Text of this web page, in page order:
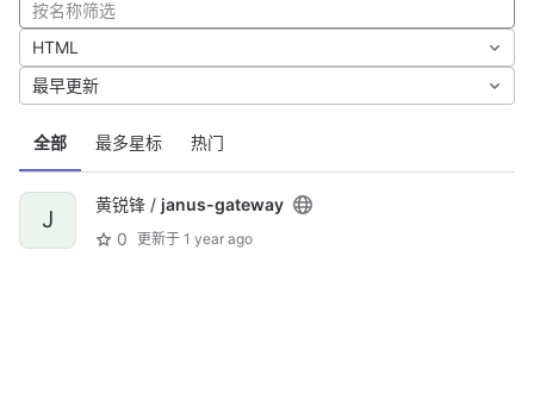
全部 最多星标 热门
HTML
最早更新
J
黄锐锋 / janus-gateway
0 更新于 1 year ago